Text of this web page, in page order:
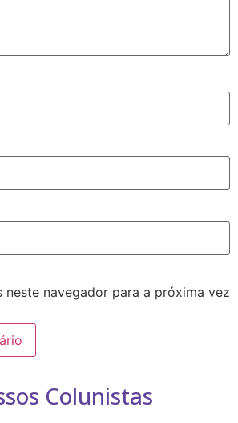
neste navegador para a próxima vez
Colunistas